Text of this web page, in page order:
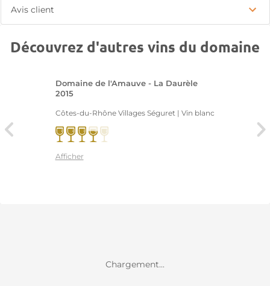
Avis client
Découvrez d'autres vins du domaine
Domaine de l'Amauve - La Daurèle
2015
Côtes-du-Rhône Villages Séguret | Vin blanc
Afficher
Chargement...